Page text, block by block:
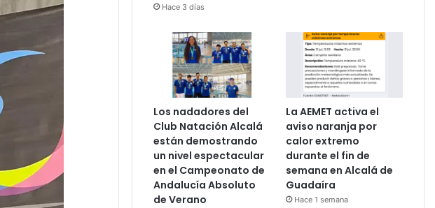
Hace 3 días
Los nadadores del
Club Natación Alcalá
están demostrando
un nivel espectacular
en el Campeonato de
Andalucía Absoluto
de Verano
La AEMET activa el
aviso naranja por
calor extremo
durante el fin de
semana en Alcalá de
Guadaíra
Hace 1 semana